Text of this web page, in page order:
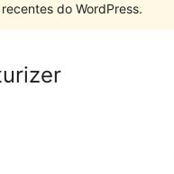
do WordPress.